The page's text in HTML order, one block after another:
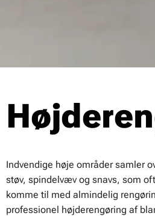
Indvendige høje områder samler
støv, spindelvæv og snavs, som
komme til med almindelig
professionel højderengøring af